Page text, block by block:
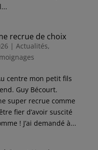
recrue de choix
| Actualités,
centre mon petit fils
Guy Bécourt.
super recrue comme
fier d’avoir suscité
! J’ai demandé à...